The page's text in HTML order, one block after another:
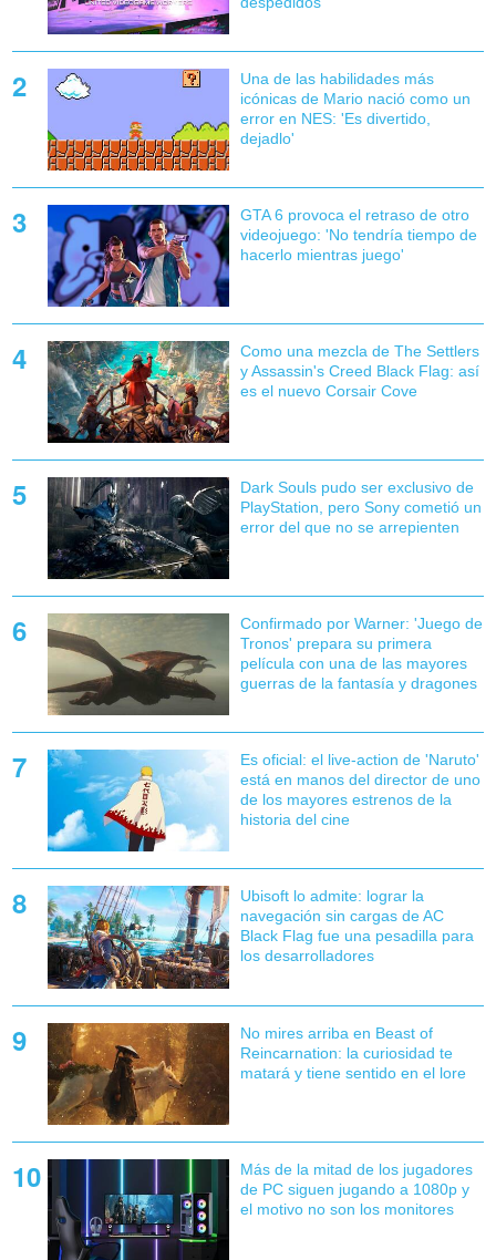
Una de las habilidades más
icónicas de Mario nació como un
error en NES: 'Es divertido,
dejadlo'
GTA 6 provoca el retraso de otro
videojuego: 'No tendría tiempo de
hacerlo mientras juego'
Como una mezcla de The Settlers
y Assassin's Creed Black Flag: así
es el nuevo Corsair Cove
Dark Souls pudo ser exclusivo de
PlayStation, pero Sony cometió un
error del que no se arrepienten
Confirmado por Warner: 'Juego de
Tronos' prepara su primera
película con una de las mayores
guerras de la fantasía y dragones
Es oficial: el live-action de 'Naruto'
está en manos del director de uno
de los mayores estrenos de la
historia del cine
Ubisoft lo admite: lograr la
navegación sin cargas de AC
Black Flag fue una pesadilla para
los desarrolladores
No mires arriba en Beast of
Reincarnation: la curiosidad te
matará y tiene sentido en el lore
Más de la mitad de los jugadores
de PC siguen jugando a 1080p y
el motivo no son los monitores